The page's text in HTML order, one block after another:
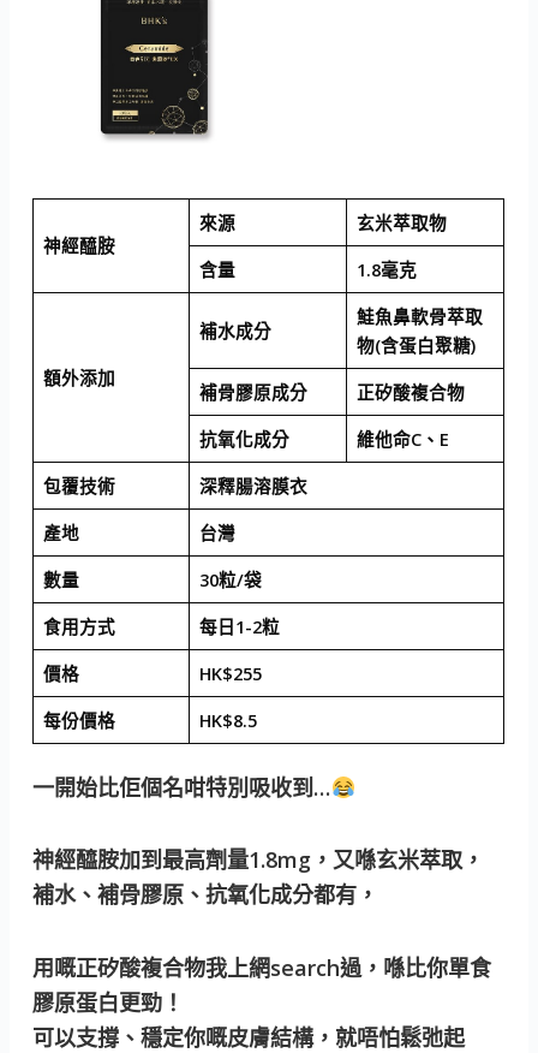
神經醯胺
來源
玄米萃取物
含量
1.8毫克
額外添加
補水成分
鮭魚鼻軟骨萃取
物(含蛋白聚糖)
補骨膠原成分
正矽酸複合物
抗氧化成分
維他命C、E
包覆技術
深釋腸溶膜衣
產地
台灣
數量
30粒/袋
食用方式
每日1-2粒
價格
HK$255
每份價格
HK$8.5
一開始比佢個名咁特別吸收到…
神經醯胺加到最高劑量1.8mg，又喺玄米萃取，
補水、補骨膠原、抗氧化成分都有，
用嘅正矽酸複合物我上網search過，喺比你單食
膠原蛋白更勁！
可以支撐、穩定你嘅皮膚結構，就唔怕鬆弛起